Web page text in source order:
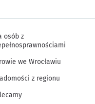
osób z
we Wrocławiu
z regionu